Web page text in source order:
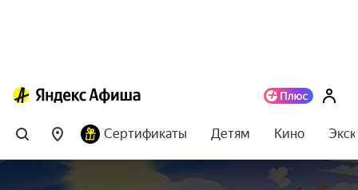
Сертификаты Детям Кино